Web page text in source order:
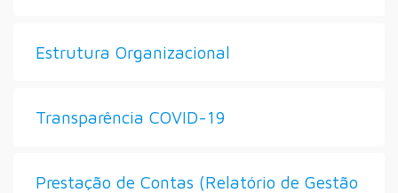
Estrutura Organizacional
Transparência COVID-19
Prestação de Contas (Relatório de Gestão